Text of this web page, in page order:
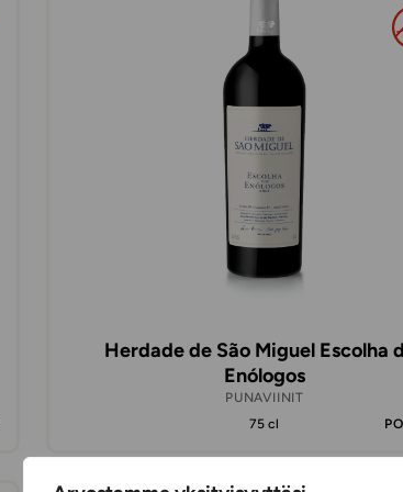
Herdade de São Miguel Escolha
Enólogos
PUNAVIINIT
75 cl